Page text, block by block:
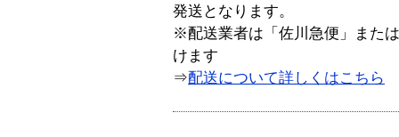
発送となります。
※配送業者は「佐川急便」また
けます
⇒配送について詳しくはこちら